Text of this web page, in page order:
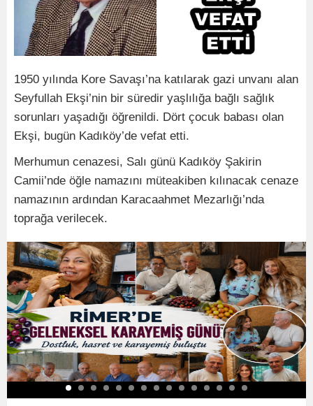
1950 yılında Kore Savaşı’na katılarak gazi unvanı alan
Seyfullah Ekşi’nin bir süredir yaşlılığa bağlı sağlık
sorunları yaşadığı öğrenildi. Dört çocuk babası olan
Ekşi, bugün Kadıköy’de vefat etti.
Merhumun cenazesi, Salı günü Kadıköy Şakirin
Camii’nde öğle namazını müteakiben kılınacak cenaze
namazının ardından Karacaahmet Mezarlığı’nda
toprağa verilecek.